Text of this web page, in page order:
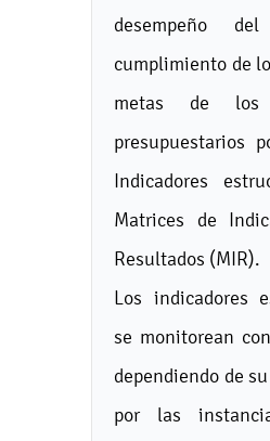
desempeño
cumplimiento de
metas de los
presupuestarios
Indicadores
Matrices de
Resultados (MIR).
Los indicadores
se monitorean
dependiendo de
por las